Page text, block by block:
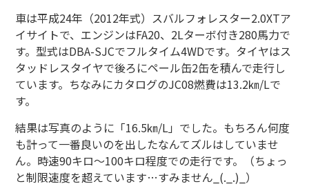
車は平成24年（2012年式）スバルフォレスター2.0XTア
イサイトで、エンジンはFA20、2Lターボ付き280馬力で
す。型式はDBA-SJCでフルタイム4WDです。タイヤはス
タッドレスタイヤで後ろにペール缶2缶を積んで走行し
ています。ちなみにカタログのJC08燃費は13.2㎞/Lで
す。
結果は写真のように「16.5㎞/L」でした。もちろん何度
も計って一番良いのを出したなんてズルはしていませ
ん。時速90キロ～100キロ程度での走行です。（ちょっ
と制限速度を超えています…すみません_(._.)_）